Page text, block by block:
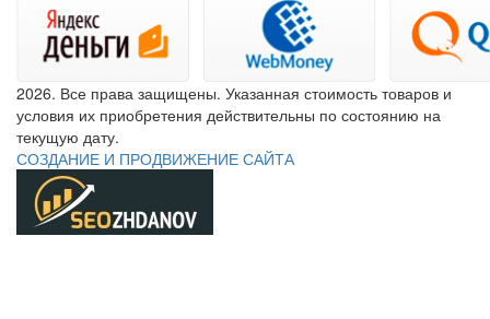
2026. Все права защищены. Указанная стоимость товаров и
условия их приобретения действительны по состоянию на
текущую дату.
СОЗДАНИЕ И ПРОДВИЖЕНИЕ САЙТА